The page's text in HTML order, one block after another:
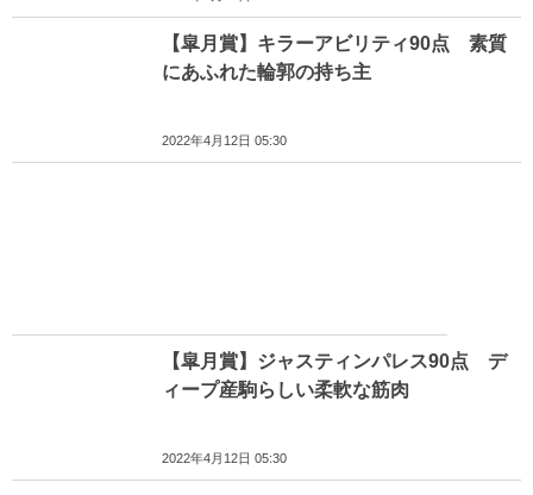
【皐月賞】キラーアビリティ90点 素質
にあふれた輪郭の持ち主
2022年4月12日 05:30
【皐月賞】ジャスティンパレス90点 デ
ィープ産駒らしい柔軟な筋肉
2022年4月12日 05:30